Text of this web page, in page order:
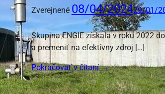
Zverejnené 08/04/202429/01/
Skupina ENGIE získala v roku 2022
a premeniť na efektívny zdroj […]
Pokračovať v čítaní→